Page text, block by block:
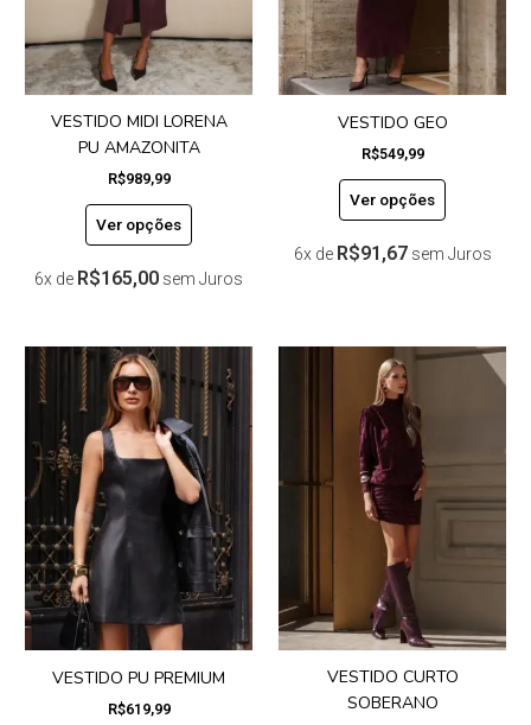
VESTIDO MIDI LORENA
PU AMAZONITA
R$989,99
Ver opções
escolhidas
na
página
do
produto
6x de R$165,00 sem Juros
VESTIDO GEO
R$549,99
Ver opções
ser
escolhidas
na
página
do
6x de R$91,67 sem Juros
VESTIDO PU PREMIUM
R$619,99
Este
produto
tem
várias
variantes.
As
opções
podem
ser
escolhidas
na
página
do
VESTIDO CURTO
SOBERANO
Este
produto
variantes.
opções
podem
página
do